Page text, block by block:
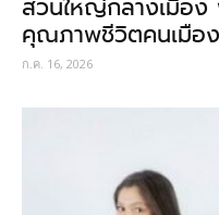
สวนใหญ่กลางเมือง
คุณภาพชีวิตคนเมือง
ก.ค. 16, 2026